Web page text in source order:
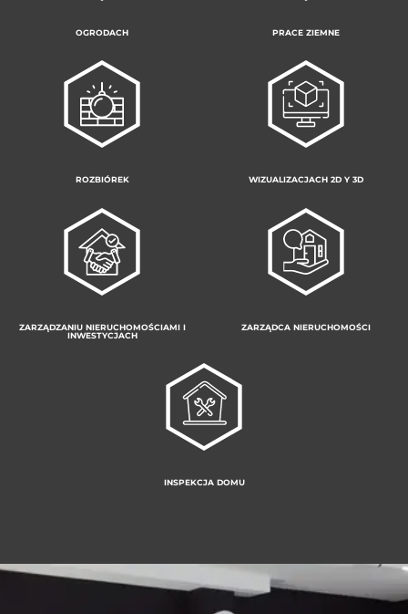
OGRODACH PRACE ZIEMNE
ROZBIÓREK WIZUALIZACJACH 2D Y 3D
ZARZĄDZANIU NIERUCHOMOŚCIAMI I
INWESTYCJACH
ZARZĄDCA NIERUCHOMOŚCI
INSPEKCJA DOMU